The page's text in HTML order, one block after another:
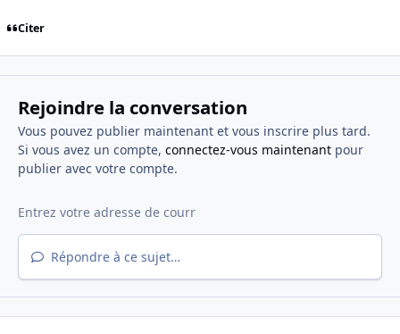
Citer
Rejoindre la conversation
Vous pouvez publier maintenant et vous inscrire plus tard.
Si vous avez un compte, connectez-vous maintenantpour
publier avec votre compte.
Répondre à ce sujet…